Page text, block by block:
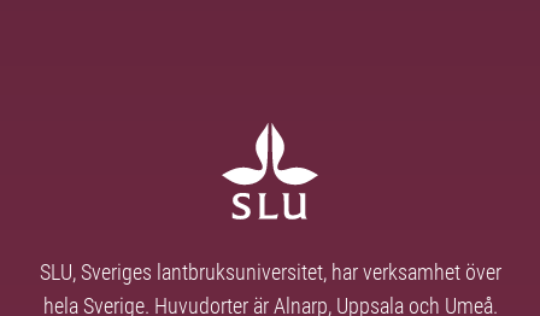
SLU, Sveriges lantbruksuniversitet, har verksamhet över
hela Sverige. Huvudorter är Alnarp, Uppsala och Umeå.